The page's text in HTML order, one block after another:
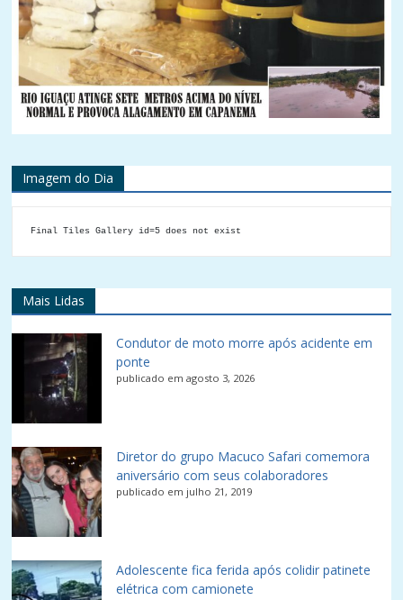
Imagem do Dia
Final Tiles Gallery id=5 does not exist
Mais Lidas
Condutor de moto morre após acidente em
ponte
publicado em agosto 3, 2026
Diretor do grupo Macuco Safari comemora
aniversário com seus colaboradores
publicado em julho 21, 2019
Adolescente fica ferida após colidir patinete
elétrica com camionete